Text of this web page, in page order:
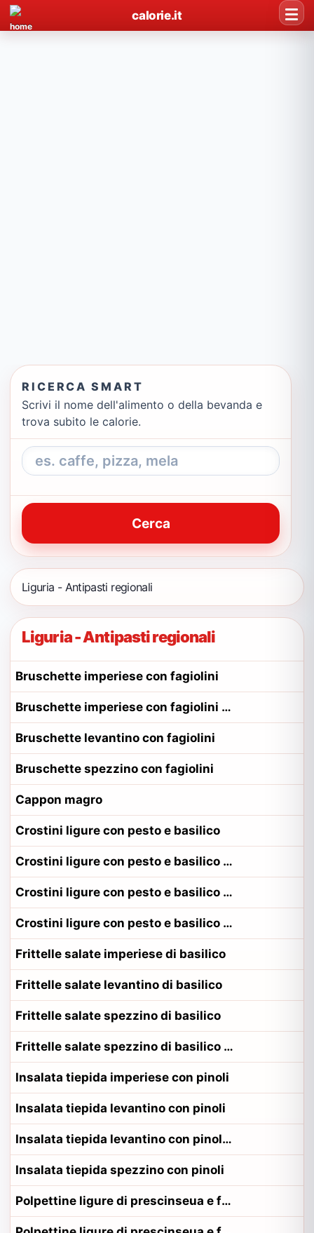
calorie.it
RICERCA SMART
Scrivi il nome dell'alimento o della bevanda e
trova subito le calorie.
Cerca
Liguria - Antipasti regionali
Liguria - Antipasti regionali
Bruschette imperiese con fagiolini
Bruschette imperiese con fagiolini alla contadina imperiese
Bruschette levantino con fagiolini
Bruschette spezzino con fagiolini
Cappon magro
Crostini ligure con pesto e basilico
Crostini ligure con pesto e basilico alla contadina genovese
Crostini ligure con pesto e basilico alla contadina riviera
Crostini ligure con pesto e basilico alla contadina savonese
Frittelle salate imperiese di basilico
Frittelle salate levantino di basilico
Frittelle salate spezzino di basilico
Frittelle salate spezzino di basilico alla contadina spezzino
Insalata tiepida imperiese con pinoli
Insalata tiepida levantino con pinoli
Insalata tiepida levantino con pinoli alla contadina levantino
Insalata tiepida spezzino con pinoli
Polpettine ligure di prescinseua e fagiolini